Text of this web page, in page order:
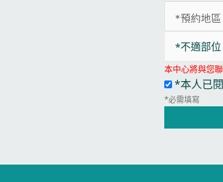
*不適部位
本中心將與您
*本人已
*必需填寫